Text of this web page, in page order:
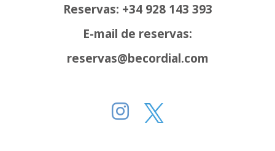
Reservas: +34 928 143 393
E-mail de reservas:
reservas@becordial.com